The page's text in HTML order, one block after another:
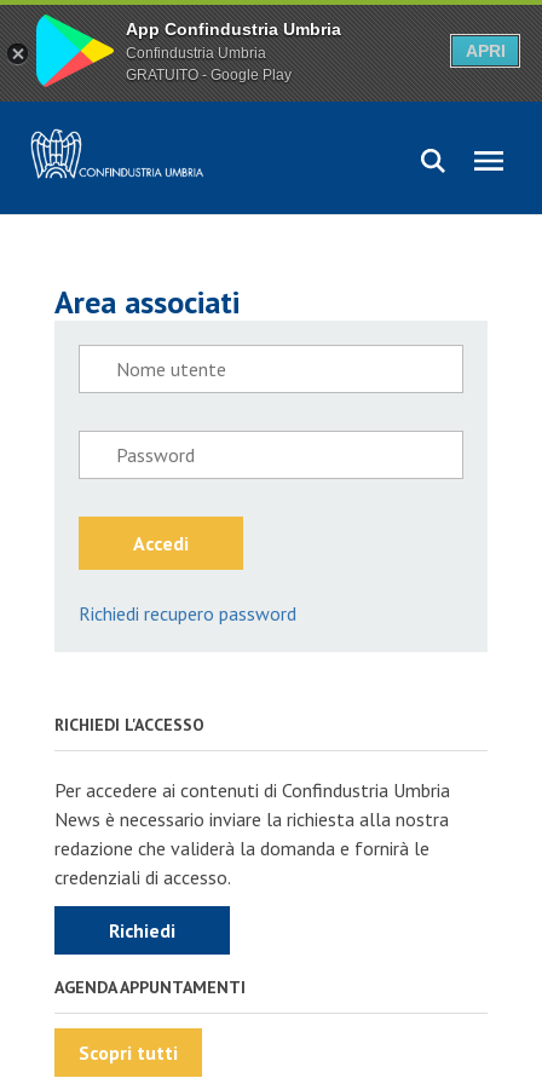
Area associati
Accedi
Richiedi recupero password
RICHIEDI L'ACCESSO
Per accedere ai contenuti di Confindustria Umbria
News è necessario inviare la richiesta alla nostra
redazione che validerà la domanda e fornirà le
credenziali di accesso.
Richiedi
AGENDA APPUNTAMENTI
Scopri tutti
App Confindustria Umbria
Confindustria Umbria
GRATUITO - Google Play
APRI